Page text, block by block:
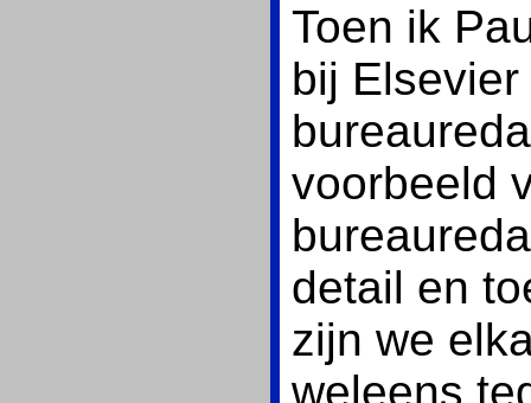
Toen ik
bij
voorbeeld
detail en
zijn we
weleens